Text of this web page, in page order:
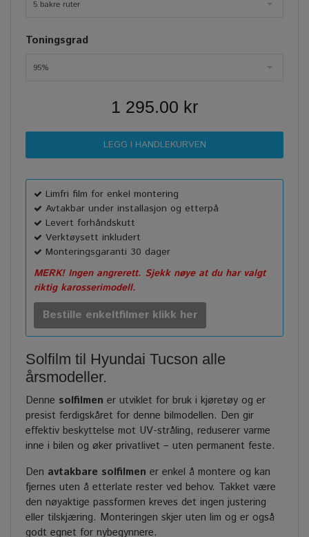
5 bakre ruter
Toningsgrad
95%
1 295.00 kr
Limfri film for enkel montering
Avtakbar under installasjon og etterpå
Levert forhåndskutt
Verktøysett inkludert
Monteringsgaranti 30 dager
MERK! Ingen angrerett. Sjekk nøye at du har valgt
riktig karosserimodell.
Bestille enkeltfilmer klikk her
Solfilm til Hyundai Tucson alle
årsmodeller.
Denne solfilmen er utviklet for bruk i kjøretøy og er
presist ferdigskåret for denne bilmodellen. Den gir
effektiv beskyttelse mot UV-stråling, reduserer varme
inne i bilen og øker privatlivet – uten permanent feste.
Den avtakbare solfilmen er enkel å montere og kan
fjernes uten å etterlate rester ved behov. Takket være
den nøyaktige passformen kreves det ingen justering
eller tilskjæring. Monteringen skjer uten lim og er også
godt egnet for nybegynnere.